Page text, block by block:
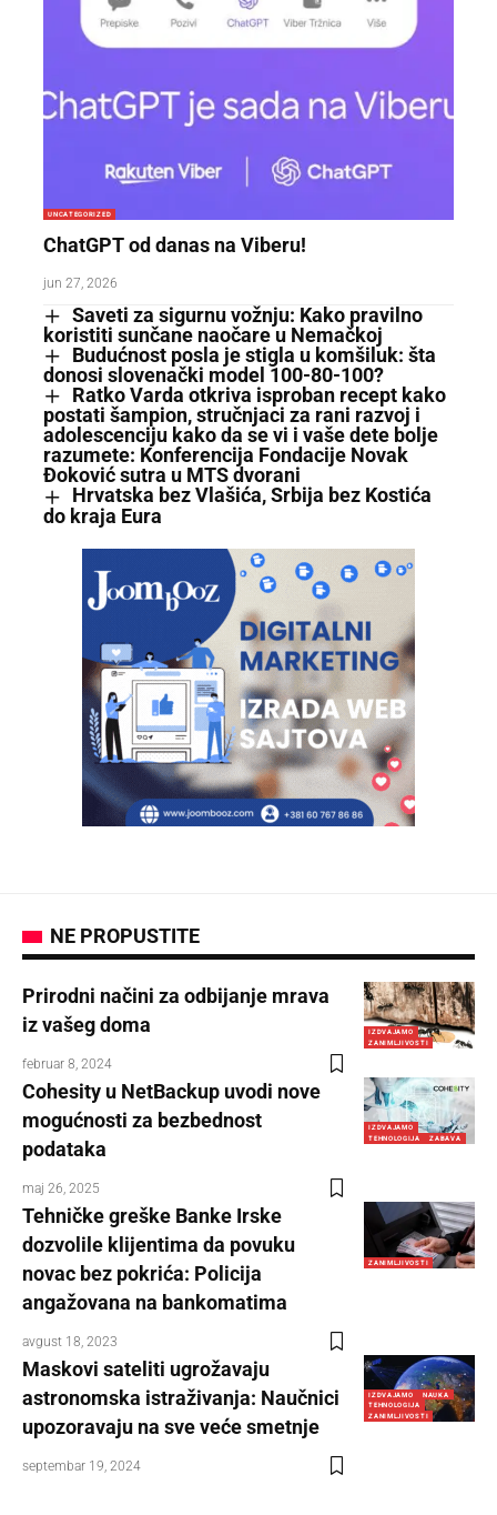
UNCATEGORIZED
ChatGPT od danas na Viberu!
jun 27, 2026
Saveti za sigurnu vožnju: Kako pravilno
koristiti sunčane naočare u Nemačkoj
Budućnost posla je stigla u komšiluk: šta
donosi slovenački model 100-80-100?
Ratko Varda otkriva isproban recept kako
postati šampion, stručnjaci za rani razvoj i
adolescenciju kako da se vi i vaše dete bolje
razumete: Konferencija Fondacije Novak
Đoković sutra u MTS dvorani
Hrvatska bez Vlašića, Srbija bez Kostića
do kraja Eura
NE PROPUSTITE
IZDVAJAMO
ZANIMLJIVOSTI
Prirodni načini za odbijanje mrava
iz vašeg doma
februar 8, 2024
IZDVAJAMO
TEHNOLOGIJA
ZABAVA
Cohesity u NetBackup uvodi nove
mogućnosti za bezbednost
podataka
maj 26, 2025
ZANIMLJIVOSTI
Tehničke greške Banke Irske
dozvolile klijentima da povuku
novac bez pokrića: Policija
angažovana na bankomatima
avgust 18, 2023
IZDVAJAMO
NAUKA
TEHNOLOGIJA
ZANIMLJIVOSTI
Maskovi sateliti ugrožavaju
astronomska istraživanja: Naučnici
upozoravaju na sve veće smetnje
septembar 19, 2024